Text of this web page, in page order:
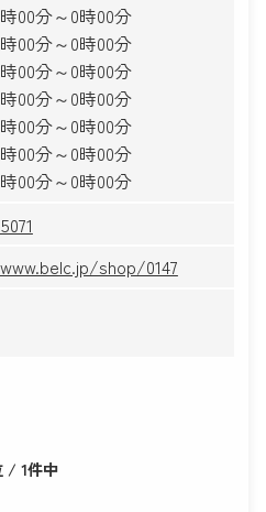
00分～0時00分
00分～0時00分
00分～0時00分
00分～0時00分
00分～0時00分
00分～0時00分
00分～0時00分
shop/0147
/ 1件中